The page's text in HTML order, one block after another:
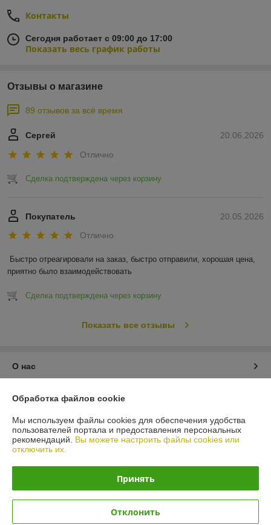
Контакты
Сегодня работает с 09:00 до 17:00
Показать весь график работы
Отзывы о магазине
89 отзывов за всё время
20.06.2026
Сергей
Отлично
Сделка подтверждена через корзину
20.05.2026
Покупатель
Отлично
Быстро отреагировали на заказ, быстро отправили, хорошая цена,
приятно было взаимодействовать
Сделка подтверждена через корзину
Показать все отзывы
О нас
Контакты
Доставка и оплата
График работы
Политика обработки cookies
Обработка файлов cookie
Мы используем файлы cookies для обеспечения удобства
пользователей портала и предоставления персональных
рекомендаций. Вы можете настроить файлы cookies или
отключить их.
Принять
Отклонить